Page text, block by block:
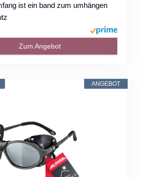
ist ein band zum umhängen
Zum Angebot
ANGEBOT